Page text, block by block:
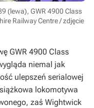
(lewa), GWR 4900 Class
Railway Centre / zdjęcie
GWR 4900 Class
niemal jak
ulepszeń serialowej
lokomotywa
zaś Wightwick